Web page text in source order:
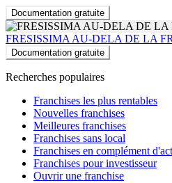
Documentation gratuite
FRESISSIMA AU-DELA DE LA
Documentation gratuite
Recherches populaires
Franchises les plus rentables
Nouvelles franchises
Meilleures franchises
Franchises sans local
Franchises en complément
Franchises pour investisseur
Ouvrir une franchise